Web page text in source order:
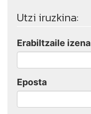
Utzi iruzkina:
Erabiltzaile izena
Eposta